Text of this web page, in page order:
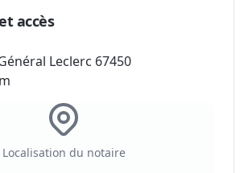
accès
Leclerc 67450
Localisation du notaire